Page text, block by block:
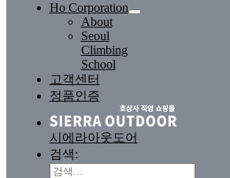
Ho Corporation
About
Seoul
Climbing
School
고객센터
정품인증
시에라아웃도어
검색: